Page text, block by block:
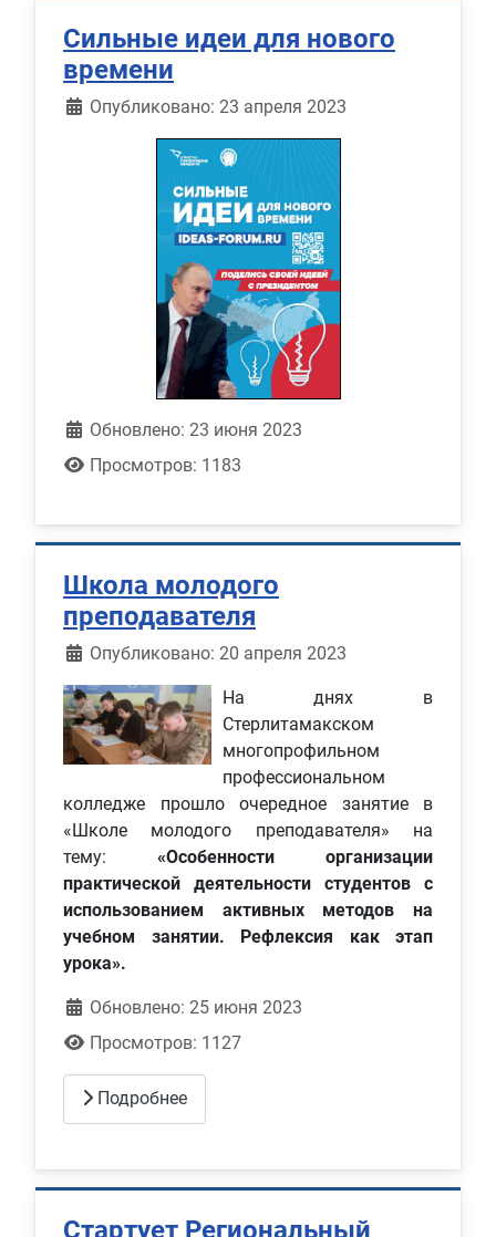
Сильные идеи для нового
времени
Информация о материале
Опубликовано: 23 апреля 2023
Обновлено: 23 июня 2023
Просмотров: 1183
Школа молодого
преподавателя
Информация о материале
Опубликовано: 20 апреля 2023
На днях в
Стерлитамакском
многопрофильном
профессиональном
колледже прошло очередное занятие в
«Школе молодого преподавателя» на
тему: «Особенности организации
практической деятельности студентов с
использованием активных методов на
учебном занятии. Рефлексия как этап
урока».
Обновлено: 25 июня 2023
Просмотров: 1127
Подробнее
Стартует Региональный